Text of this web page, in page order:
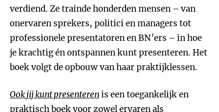
verdiend. Ze trainde honderden mensen – van
onervaren sprekers, politici en managers tot
professionele presentatoren en BN’ers – in hoe
je krachtig én ontspannen kunt presenteren. Het
boek volgt de opbouw van haar praktijklessen.
Ook jij kunt presenterenis een toegankelijk en
praktisch boek voor zowel ervaren als